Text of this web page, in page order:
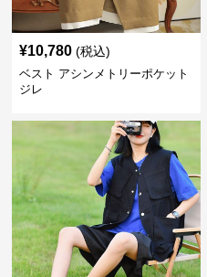
¥10,780 (税込)
ベスト アシンメトリーポケット
ジレ